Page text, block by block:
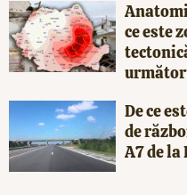
ce este
De ce
de
A7 de